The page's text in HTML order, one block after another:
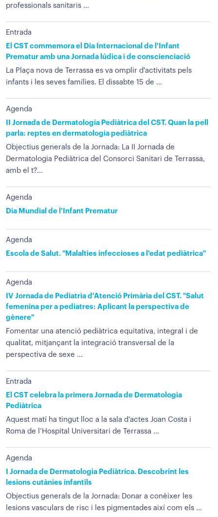
professionals sanitaris ...
Entrada
El CST commemora el Dia Internacional de l'Infant
Prematur amb una Jornada lúdica i de conscienciació
La Plaça nova de Terrassa es va omplir d'activitats pels
infants i les seves famílies. El dissabte 15 de ...
Agenda
II Jornada de Dermatologia Pediàtrica del CST. Quan la pell
parla: reptes en dermatologia pediàtrica
Objectius generals de la Jornada: La II Jornada de
Dermatologia Pediàtrica del Consorci Sanitari de Terrassa,
amb el t?...
Agenda
Dia Mundial de l'Infant Prematur
Agenda
Escola de Salut. "Malalties infeccioses a l'edat pediàtrica"
Agenda
IV Jornada de Pediatria d'Atenció Primària del CST. "Salut
femenina per a pediatres: Aplicant la perspectiva de
gènere"
Fomentar una atenció pediàtrica equitativa, integral i de
qualitat, mitjançant la integració transversal de la
perspectiva de sexe ...
Entrada
El CST celebra la primera Jornada de Dermatologia
Pediàtrica
Aquest matí ha tingut lloc a la sala d’actes Joan Costa i
Roma de l’Hospital Universitari de Terrassa ...
Agenda
I Jornada de Dermatologia Pediàtrica. Descobrint les
lesions cutànies infantils
Objectius generals de la Jornada: Donar a conèixer les
lesions vasculars de risc i les pigmentades així com els ...